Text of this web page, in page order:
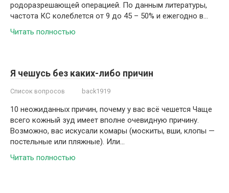
родоразрешающей операцией. По данным литературы,
частота КС колеблется от 9 до 45 – 50% и ежегодно в…
Читать полностью
Я чешусь без каких-либо причин
Список вопросов back1919
10 неожиданных причин, почему у вас всё чешется Чаще
всего кожный зуд имеет вполне очевидную причину.
Возможно, вас искусали комары (москиты, вши, клопы —
постельные или пляжные). Или…
Читать полностью